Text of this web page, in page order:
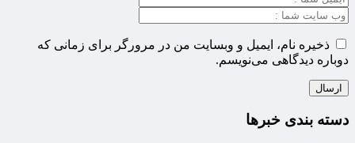
ذخیره نام، ایمیل و وبسایت من در مرورگر برای زمانی که
دوباره دیدگاهی می‌نویسم.
دسته بندی خبرها